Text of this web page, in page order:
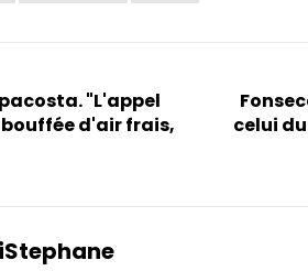
"L'appel
bouffée d'air frais,
celui